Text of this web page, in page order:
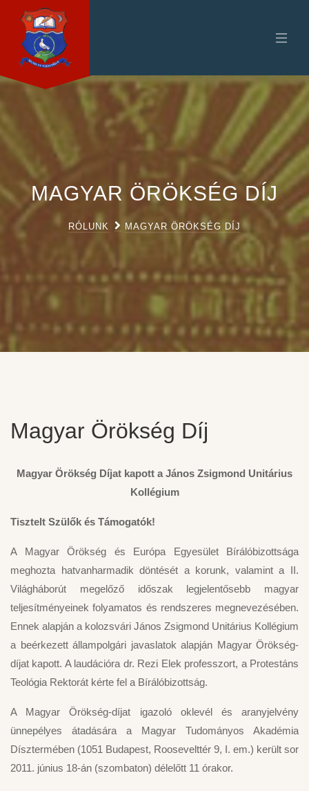
MAGYAR ÖRÖKSÉG DÍJ
RÓLUNK MAGYAR ÖRÖKSÉG DÍJ
Magyar Örökség Díj
Magyar Örökség Díjat kapott a János Zsigmond Unitárius
Kollégium
Tisztelt Szülők és Támogatók!
A Magyar Örökség és Európa Egyesület Bírálóbizottsága
meghozta hatvanharmadik döntését a korunk, valamint a II.
Világháborút megelőző időszak legjelentősebb magyar
teljesítményeinek folyamatos és rendszeres megnevezésében.
Ennek alapján a kolozsvári János Zsigmond Unitárius Kollégium
a beérkezett állampolgári javaslatok alapján Magyar Örökség-
díjat kapott. A laudációra dr. Rezi Elek professzort, a Protestáns
Teológia Rektorát kérte fel a Bírálóbizottság.
A Magyar Örökség-díjat igazoló oklevél és aranyjelvény
ünnepélyes átadására a Magyar Tudományos Akadémia
Dísztermében (1051 Budapest, Roosevelttér 9, I. em.) került sor
2011. június 18-án (szombaton) délelőtt 11 órakor.